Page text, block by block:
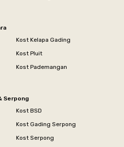
Kost Kelapa Gading
Kost Pluit
Kost Pademangan
Serpong
Kost BSD
Kost Gading Serpong
Kost Serpong